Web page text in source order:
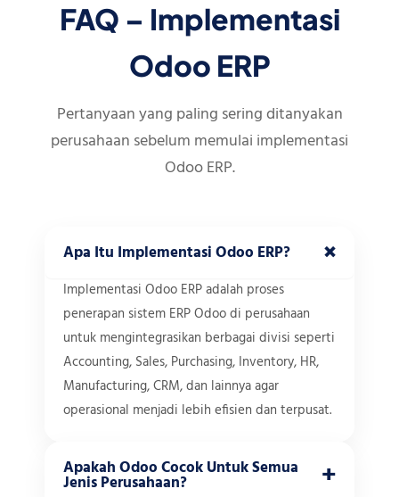
FAQ – Implementasi
Odoo ERP
Pertanyaan yang paling sering ditanyakan
perusahaan sebelum memulai implementasi
Odoo ERP.
Apa Itu Implementasi Odoo ERP? +
Implementasi Odoo ERP adalah proses
penerapan sistem ERP Odoo di perusahaan
untuk mengintegrasikan berbagai divisi seperti
Accounting, Sales, Purchasing, Inventory, HR,
Manufacturing, CRM, dan lainnya agar
operasional menjadi lebih efisien dan terpusat.
Apakah Odoo Cocok Untuk Semua
Jenis Perusahaan? +